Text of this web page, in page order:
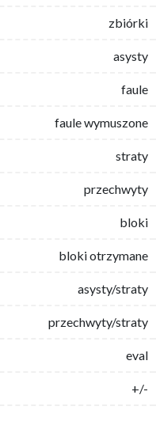
zbiórki
asysty
faule
faule wymuszone
straty
przechwyty
bloki
bloki otrzymane
asysty/straty
przechwyty/straty
eval
+/-